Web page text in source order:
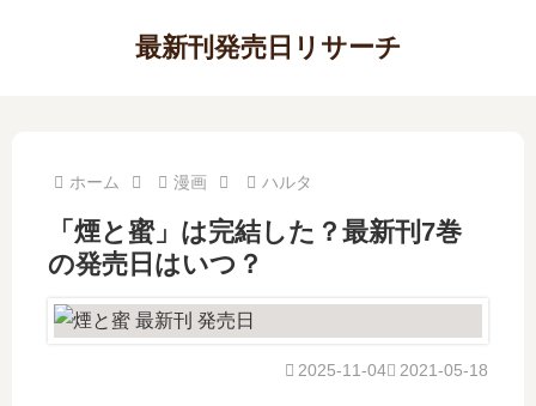
最新刊発売日リサーチ
ホーム 漫画 ハルタ
「煙と蜜」は完結した？最新刊7巻
の発売日はいつ？
2021-05-18
2025-11-04